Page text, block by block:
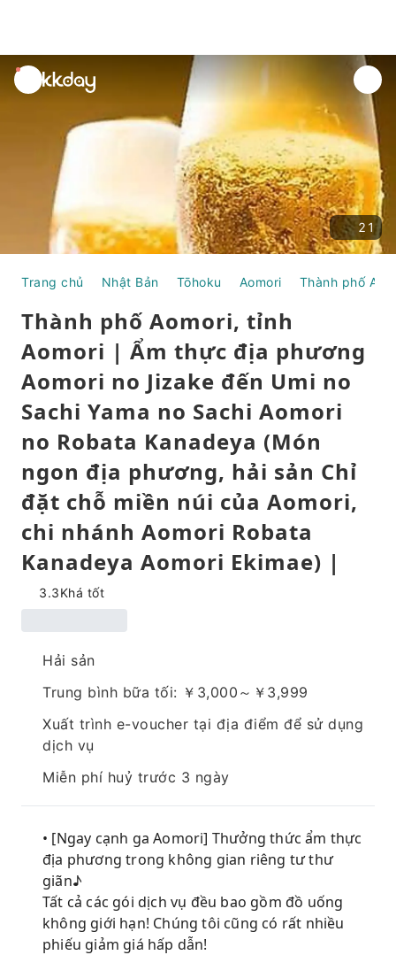
unread
notifications
21
Trang chủ Nhật Bản Tōhoku Aomori Thành phố
Thành phố Aomori, tỉnh
Aomori | Ẩm thực địa phương
Aomori no Jizake đến Umi no
Sachi Yama no Sachi Aomori
no Robata Kanadeya (Món
ngon địa phương, hải sản Chỉ
đặt chỗ miền núi của Aomori,
chi nhánh Aomori Robata
Kanadeya Aomori Ekimae) |
3.3Khá tốt
Hải sản
Trung bình bữa tối: ￥3,000～￥3,999
Xuất trình e-voucher tại địa điểm để sử dụng
dịch vụ
Miễn phí huỷ trước 3 ngày
• [Ngay cạnh ga Aomori] Thưởng thức ẩm thực
địa phương trong không gian riêng tư thư
giãn♪
Tất cả các gói dịch vụ đều bao gồm đồ uống
không giới hạn! Chúng tôi cũng có rất nhiều
phiếu giảm giá hấp dẫn!